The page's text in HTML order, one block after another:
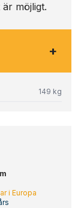
möjligt.
+
149 kg
i Europa